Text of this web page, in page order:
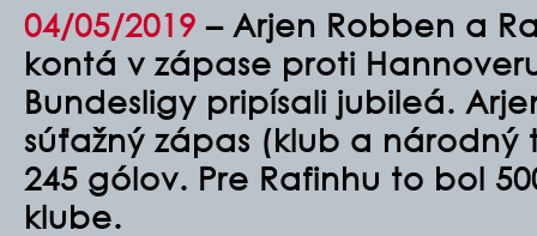
04/05/2019 – Arjen Robben a
kontá v zápase proti
Bundesligy pripísali jubileá.
súťažný zápas (klub a národný
245 gólov. Pre Rafinhu to bol
klube.